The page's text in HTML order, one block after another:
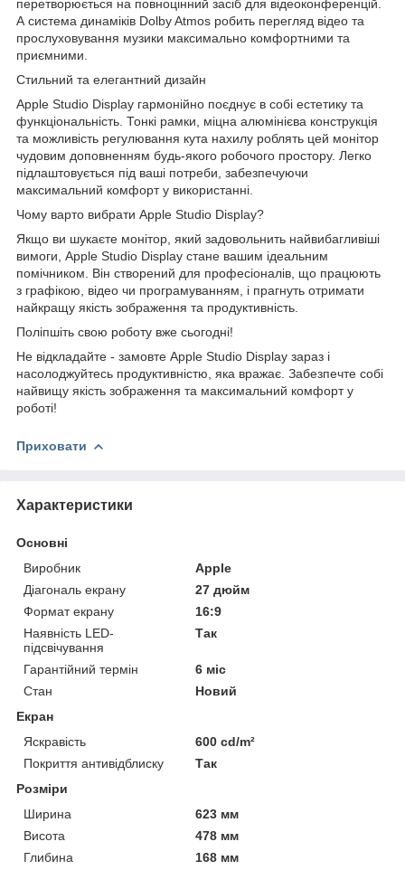
перетворюється на повноцінний засіб для відеоконференцій.
А система динаміків Dolby Atmos робить перегляд відео та
прослуховування музики максимально комфортними та
приємними.
Стильний та елегантний дизайн
Apple Studio Display гармонійно поєднує в собі естетику та
функціональність. Тонкі рамки, міцна алюмінієва конструкція
та можливість регулювання кута нахилу роблять цей монітор
чудовим доповненням будь-якого робочого простору. Легко
підлаштовується під ваші потреби, забезпечуючи
максимальний комфорт у використанні.
Чому варто вибрати Apple Studio Display?
Якщо ви шукаєте монітор, який задовольнить найвибагливіші
вимоги, Apple Studio Display стане вашим ідеальним
помічником. Він створений для професіоналів, що працюють
з графікою, відео чи програмуванням, і прагнуть отримати
найкращу якість зображення та продуктивність.
Поліпшіть свою роботу вже сьогодні!
Не відкладайте - замовте Apple Studio Display зараз і
насолоджуйтесь продуктивністю, яка вражає. Забезпечте собі
найвищу якість зображення та максимальний комфорт у
роботі!
Приховати
Характеристики
Основні
Виробник
Apple
Діагональ екрану
27 дюйм
Формат екрану
16:9
Наявність LED-
підсвічування
Так
Гарантійний термін
6 міс
Стан
Новий
Екран
Яскравість
600 cd/m²
Покриття антивідблиску
Так
Розміри
Ширина
623 мм
Висота
478 мм
Глибина
168 мм